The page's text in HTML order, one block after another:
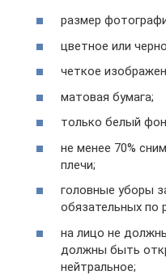
размер
цветное или
четкое
матовая бумага;
только белый
не менее 70%
плечи;
головные уборы
обязательных по
на лицо не
должны быть
нейтральное;